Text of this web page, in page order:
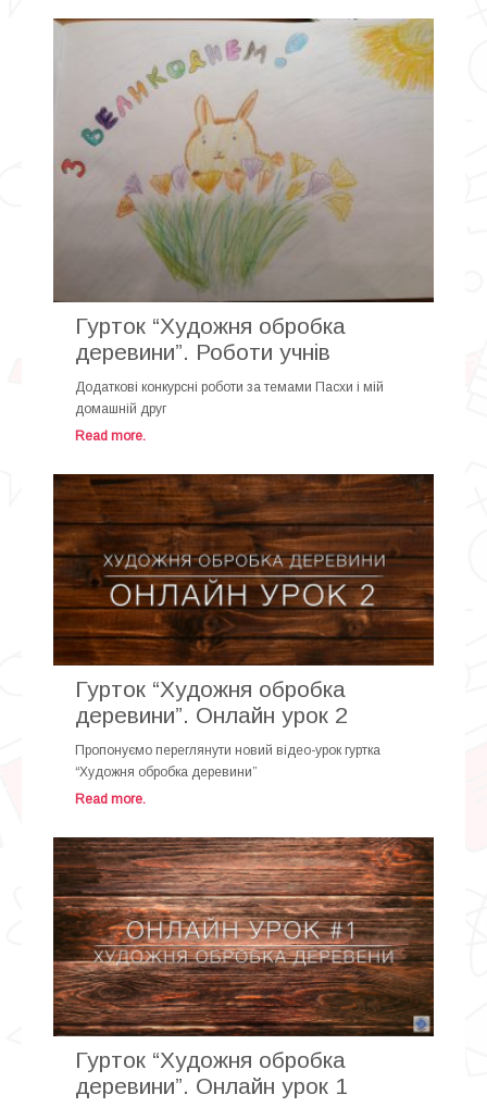
Гурток “Художня обробка
деревини”. Роботи учнів
Додаткові конкурсні роботи за темами Пасхи і мій
домашній друг
Read more.
Гурток “Художня обробка
деревини”. Онлайн урок 2
Пропонуємо переглянути новий відео-урок гуртка
“Художня обробка деревини”
Read more.
Гурток “Художня обробка
деревини”. Онлайн урок 1